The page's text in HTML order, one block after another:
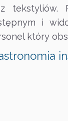
tekstyliów.
i
który